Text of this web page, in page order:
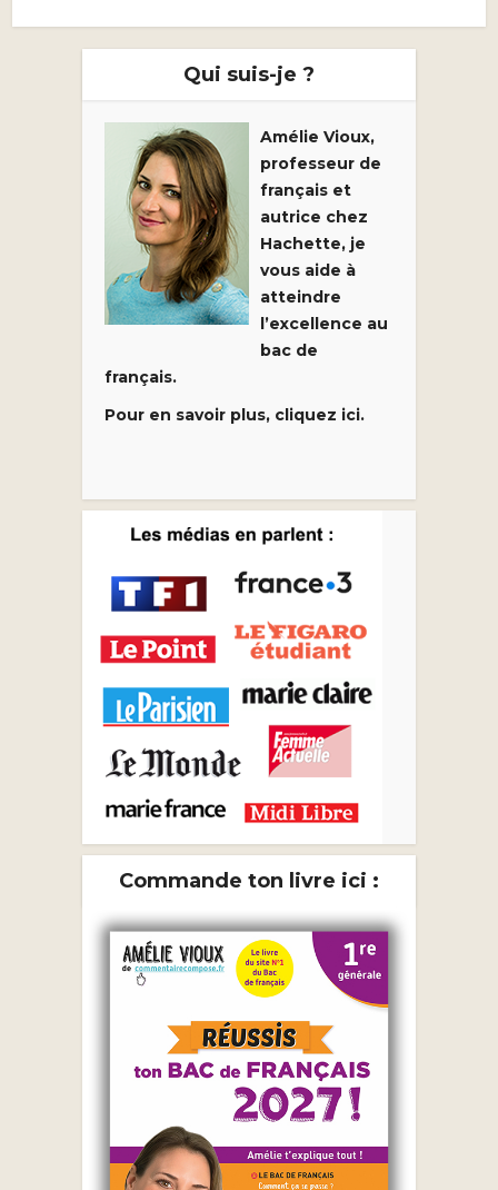
Qui suis-je ?
Amélie Vioux,
professeur de
français et
autrice chez
Hachette, je
vous aide à
atteindre
l’excellence au
bac de
français.
Pour en savoir plus, cliquez ici.
Commande ton livre ici :